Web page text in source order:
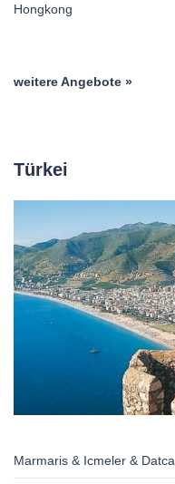
Hongkong
weitere Angebote »
Türkei
Marmaris & Icmeler & Datca